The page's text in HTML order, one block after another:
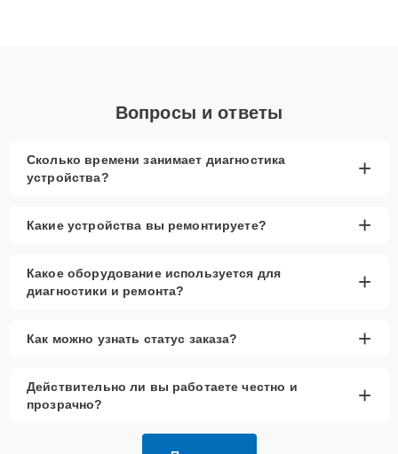
Вопросы и ответы
Сколько времени занимает диагностика
устройства?
+
Какие устройства вы ремонтируете? +
Какое оборудование используется для
диагностики и ремонта?
+
Как можно узнать статус заказа? +
Действительно ли вы работаете честно и
прозрачно?
+